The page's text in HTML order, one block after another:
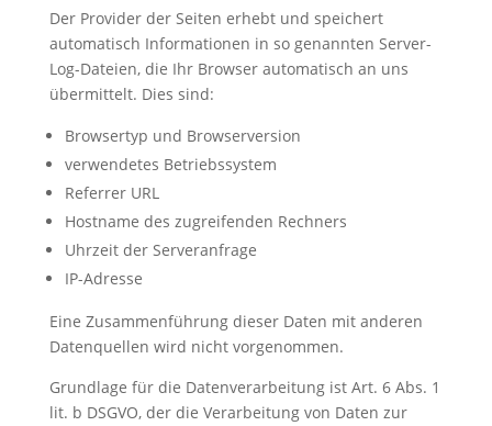
Der Provider der Seiten erhebt und speichert
automatisch Informationen in so genannten Server-
Log-Dateien, die Ihr Browser automatisch an uns
übermittelt. Dies sind:
Browsertyp und Browserversion
verwendetes Betriebssystem
Referrer URL
Hostname des zugreifenden Rechners
Uhrzeit der Serveranfrage
IP-Adresse
Eine Zusammenführung dieser Daten mit anderen
Datenquellen wird nicht vorgenommen.
Grundlage für die Datenverarbeitung ist Art. 6 Abs. 1
lit. b DSGVO, der die Verarbeitung von Daten zur